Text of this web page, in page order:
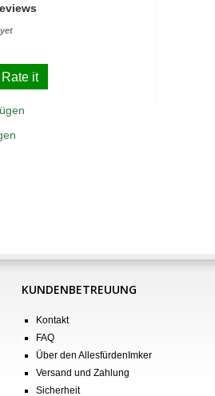
Rate it
KUNDENBETREUUNG
Kontakt
FAQ
Über den AllesfürdenImker
Versand und Zahlung
Sicherheit